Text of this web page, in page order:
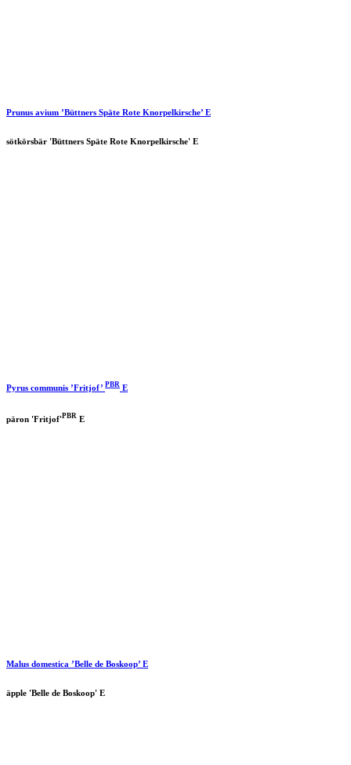
Prunus avium ’Büttners Späte Rote Knorpelkirsche’ E
sötkörsbär 'Büttners Späte Rote Knorpelkirsche' E
Pyrus communis ’Fritjof’ PBR E
päron 'Fritjof'PBR E
Malus domestica ’Belle de Boskoop’ E
äpple 'Belle de Boskoop' E